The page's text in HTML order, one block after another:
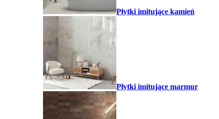
Płytki imitujące kamień
Płytki imitujące marmur